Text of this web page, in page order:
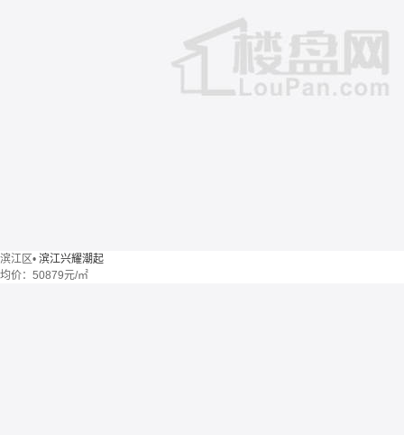
滨江区• 滨江兴耀潮起
均价： 50879元/㎡